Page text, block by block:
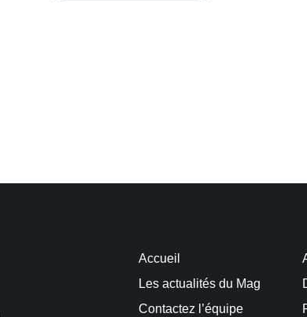
Accueil
Les actualités du Mag
Contactez l’équipe